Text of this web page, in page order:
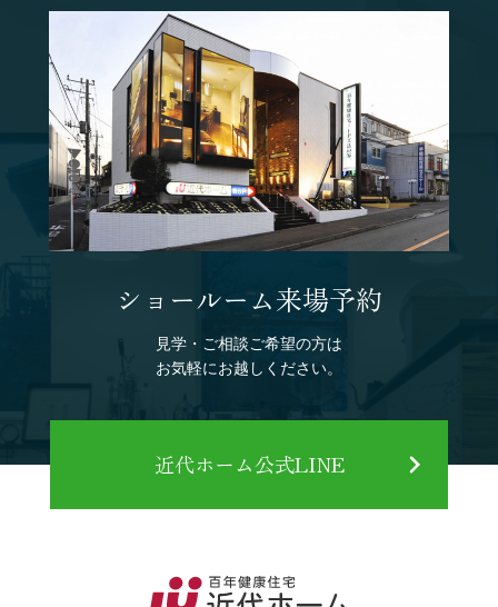
ショールーム来場予約
見学・ご相談ご希望の方は
お気軽にお越しください。
近代ホーム公式LINE